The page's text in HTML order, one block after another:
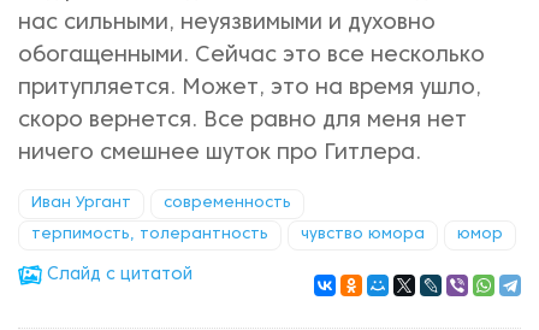
нас сильными, неуязвимыми и духовно
обогащенными. Сейчас это все несколько
притупляется. Может, это на время ушло,
скоро вернется. Все равно для меня нет
ничего смешнее шуток про Гитлера.
Иван Ургант современность
терпимость, толерантность чувство юмора юмор
Cлайд с цитатой